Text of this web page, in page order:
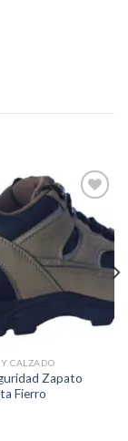
Añadir
a la
lista de
deseos
Y CALZADO
Zapato
Fierro